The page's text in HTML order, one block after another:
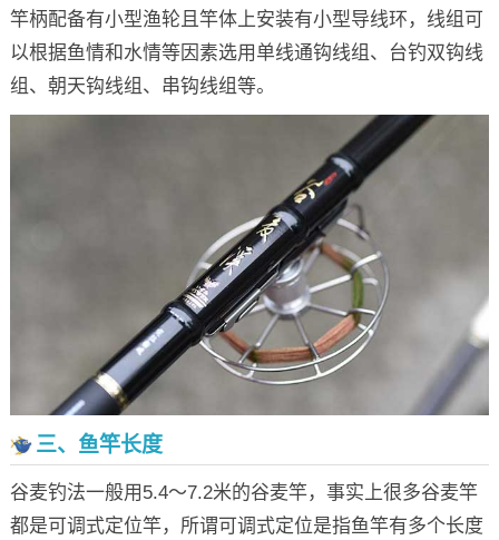
竿柄配备有小型渔轮且竿体上安装有小型导线环，线组可
以根据鱼情和水情等因素选用单线通钩线组、台钓双钩线
组、朝天钩线组、串钩线组等。
三、鱼竿长度
谷麦钓法一般用5.4～7.2米的谷麦竿，事实上很多谷麦竿
都是可调式定位竿，所谓可调式定位是指鱼竿有多个长度